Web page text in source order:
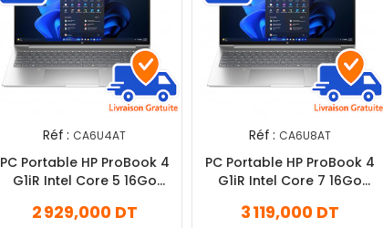
Réf : CA6U4AT
PC Portable HP ProBook 4
G1iR Intel Core 5 16Go
2 929,000 DT
Réf : CA6U8AT
PC Portable HP ProBook 4
G1iR Intel Core 7 16Go
3 119,000 DT